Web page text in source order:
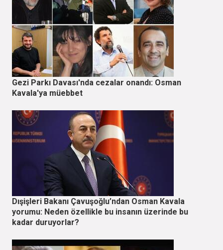
Gezi Parkı Davası'nda cezalar onandı: Osman
Kavala'ya müebbet
Dışişleri Bakanı Çavuşoğlu’ndan Osman Kavala
yorumu: Neden özellikle bu insanın üzerinde bu
kadar duruyorlar?